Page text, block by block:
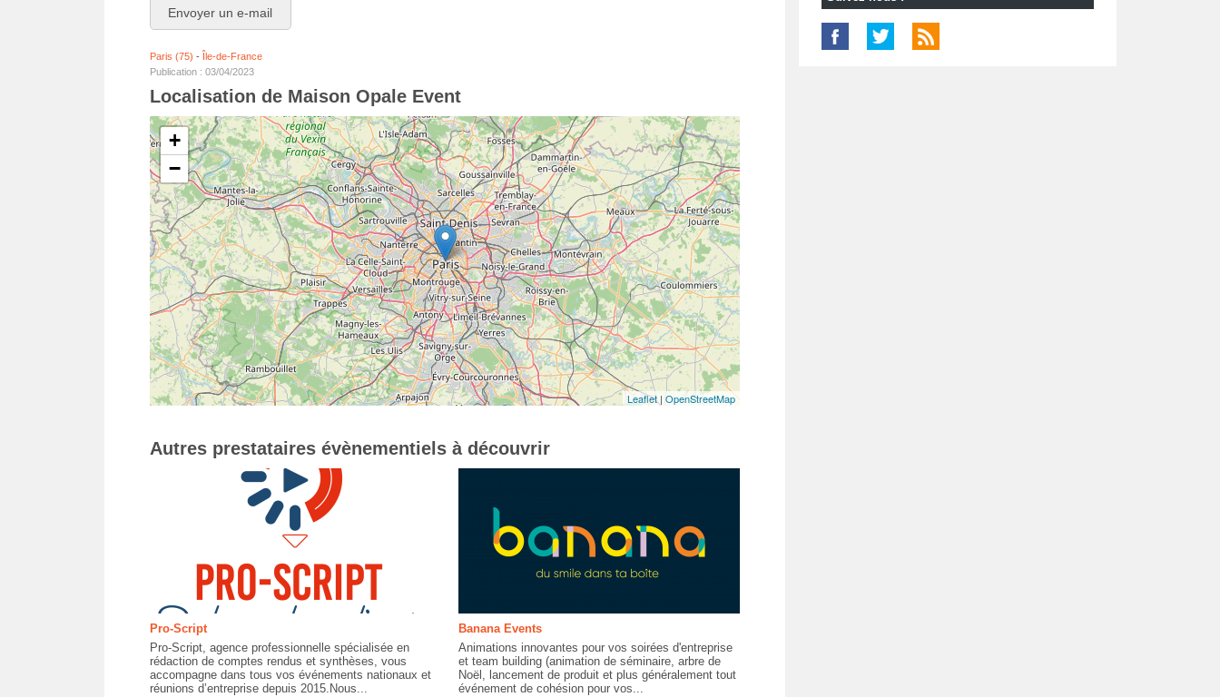
Envoyer un e-mail
Paris (75) - Île-de-France
Publication : 03/04/2023
Localisation de Maison Opale Event
+
−
Leaflet| OpenStreetMap
Autres prestataires évènementiels à découvrir
Pro-Script
Pro-Script, agence professionnelle spécialisée en
rédaction de comptes rendus et synthèses, vous
accompagne dans tous vos événements nationaux et
réunions d’entreprise depuis 2015.Nous...
Banana Events
Animations innovantes pour vos soirées d'entreprise
et team building (animation de séminaire, arbre de
Noël, lancement de produit et plus généralement tout
événement de cohésion pour vos...